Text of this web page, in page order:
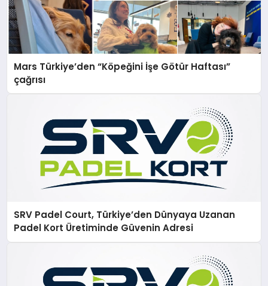
Mars Türkiye’den “Köpeğini İşe Götür Haftası”
çağrısı
SRV Padel Court, Türkiye’den Dünyaya Uzanan
Padel Kort Üretiminde Güvenin Adresi